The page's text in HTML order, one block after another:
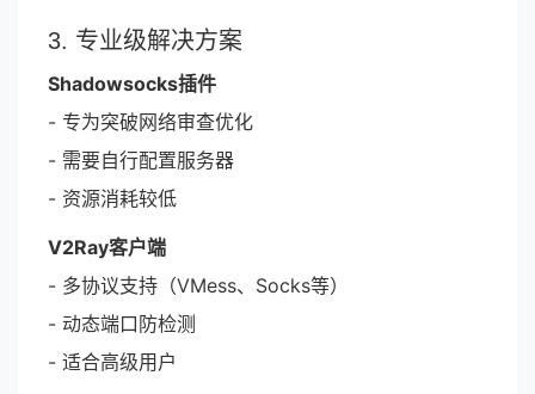
3. 专业级解决方案
Shadowsocks插件
- 专为突破网络审查优化
- 需要自行配置服务器
- 资源消耗较低
V2Ray客户端
- 多协议支持（VMess、Socks等）
- 动态端口防检测
- 适合高级用户